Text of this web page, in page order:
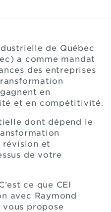
de Québec
a comme mandat
des entreprises
en
et en compétitivité.
dont dépend le
révision et
de votre
ce que CEI
avec Raymond
propose